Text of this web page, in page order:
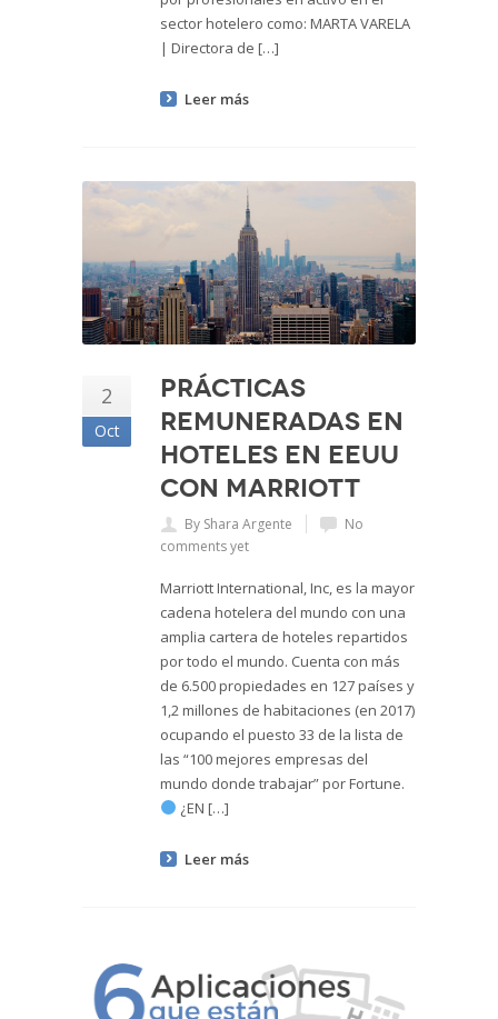
sector hotelero como: MARTA VARELA
| Directora de […]
Leer más
2
Oct
Prácticas
remuneradas en
hoteles en EEUU
con Marriott
By Shara Argente
No
comments yet
Marriott International, Inc, es la mayor
cadena hotelera del mundo con una
amplia cartera de hoteles repartidos
por todo el mundo. Cuenta con más
de 6.500 propiedades en 127 países y
1,2 millones de habitaciones (en 2017)
ocupando el puesto 33 de la lista de
las “100 mejores empresas del
mundo donde trabajar” por Fortune.
¿EN […]
Leer más